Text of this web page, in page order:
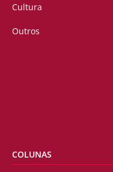
Cultura
Outros
COLUNAS